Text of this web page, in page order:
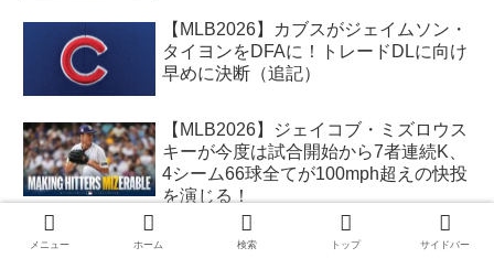
【MLB2026】カブスがジェイムソン・
タイヨンをDFAに！トレードDLに向け
早めに決断（追記）
【MLB2026】ジェイコブ・ミズロウス
キーが今度は試合開始から7者連続K、
4シーム66球全てが100mph超えの快投
を演じる！
【MLB移籍2026】レッドソックスがコ
メニュー ホーム 検索 トップ サイドバー